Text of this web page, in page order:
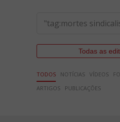
Todas as
TODOS NOTÍCIAS VÍDEOS
ARTIGOS
PUBLICAÇÕES